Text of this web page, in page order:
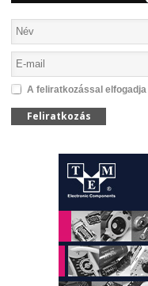
A feliratkozással elfogadja
Feliratkozás